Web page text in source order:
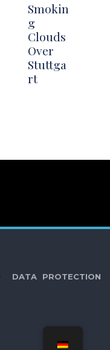
Smokin
g
Clouds
Over
Stuttga
rt
DATA PROTECTION